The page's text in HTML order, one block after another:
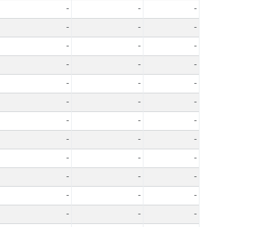
- -
-
- -
-
- -
-
- -
-
- -
-
- -
-
- -
-
- -
-
- -
-
- -
-
- -
-
- -
-